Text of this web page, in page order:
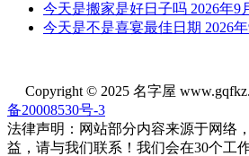
心亮 兆升
心千 应千 言夕
今天是搬家是好日子吗 2026年9
今天是不是喜宴最佳日期 2026
Copyright © 2025 名字屋
备20008530号-3
法律声明：网站部分内容来源于网络
益，请与我们联系！我们会在30个工